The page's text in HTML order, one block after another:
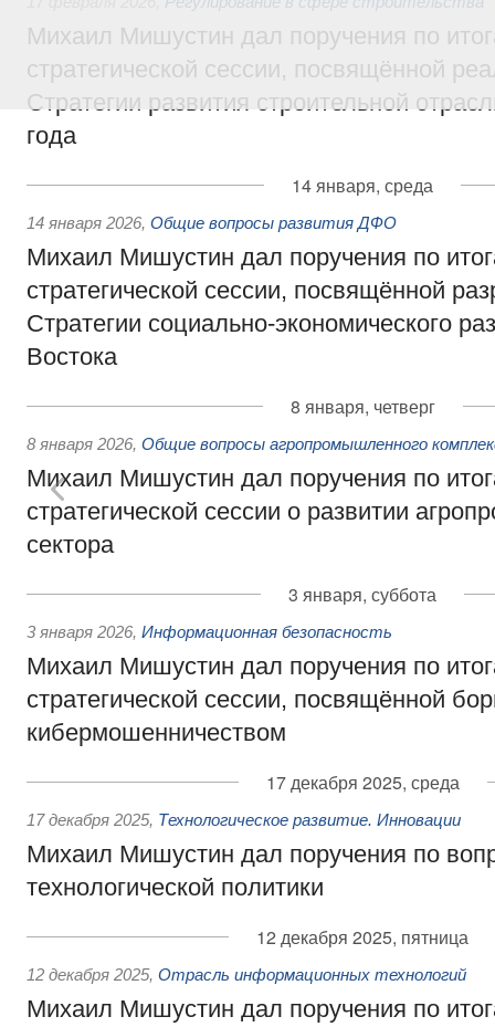
Михаил Мишустин дал поручения по
стратегической сессии, посвящённой
Стратегии развития строительной
года
14 января, среда
14 января 2026, Общие вопросы развития ДФО
Михаил Мишустин дал поручения по
стратегической сессии, посвящённой
Стратегии социально-экономического
Востока
8 января, четверг
8 января 2026, Общие вопросы агропромышленного
Михаил Мишустин дал поручения по
стратегической сессии о развитии
сектора
3 января, суббота
3 января 2026, Информационная безопасность
Михаил Мишустин дал поручения по
стратегической сессии, посвящённой
кибермошенничеством
17 декабря 2025, среда
17 декабря 2025, Технологическое развитие. Инновации
Михаил Мишустин дал поручения по
технологической политики
12 декабря 2025, пятница
12 декабря 2025, Отрасль информационных технологий
Михаил Мишустин дал поручения по